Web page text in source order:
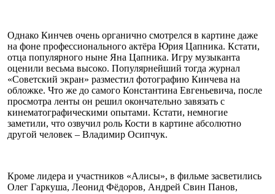
Однако Кинчев очень органично смотрелся в картине даже
на фоне профессионального актёра Юрия Цапника. Кстати,
отца популярного ныне Яна Цапника. Игру музыканта
оценили весьма высоко. Популярнейший тогда журнал
«Советский экран» разместил фотографию Кинчева на
обложке. Что же до самого Константина Евгеньевича, после
просмотра ленты он решил окончательно завязать с
кинематографическими опытами. Кстати, немногие
заметили, что озвучил роль Кости в картине абсолютно
другой человек – Владимир Осипчук.
Кроме лидера и участников «Алисы», в фильме засветились
Олег Гаркуша, Леонид Фёдоров, Андрей Свин Панов,